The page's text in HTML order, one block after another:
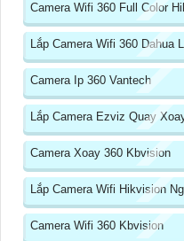
Camera Wifi 360 Full Color
Lắp Camera Wifi 360 Dahua
Camera Ip 360 Vantech
Lắp Camera Ezviz Quay
Camera Xoay 360 Kbvision
Lắp Camera Wifi Hikvision
Camera Wifi 360 Kbvision